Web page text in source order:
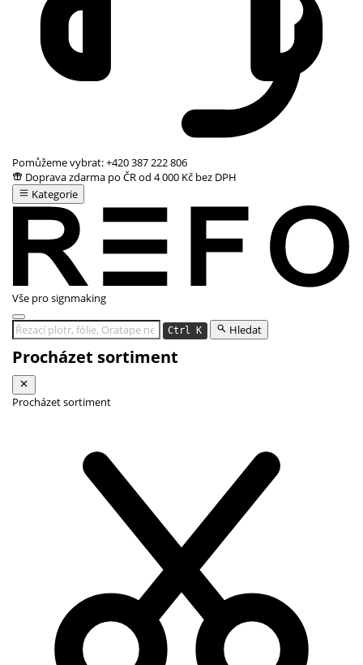
Pomůžeme vybrat:+420 387 222 806
Doprava zdarma po ČR od 4 000 Kč bez DPH
Kategorie
Vše pro signmaking
Ctrl K Hledat
Procházet sortiment
Procházet sortiment